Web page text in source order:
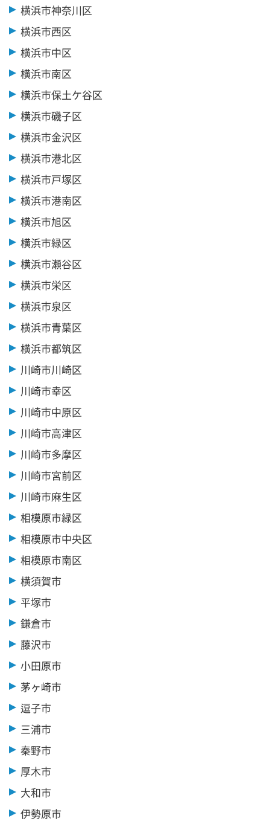
横浜市神奈川区
横浜市西区
横浜市中区
横浜市南区
横浜市保土ケ谷区
横浜市磯子区
横浜市金沢区
横浜市港北区
横浜市戸塚区
横浜市港南区
横浜市旭区
横浜市緑区
横浜市瀬谷区
横浜市栄区
横浜市泉区
横浜市青葉区
横浜市都筑区
川崎市川崎区
川崎市幸区
川崎市中原区
川崎市高津区
川崎市多摩区
川崎市宮前区
川崎市麻生区
相模原市緑区
相模原市中央区
相模原市南区
横須賀市
平塚市
鎌倉市
藤沢市
小田原市
茅ヶ崎市
逗子市
三浦市
秦野市
厚木市
大和市
伊勢原市